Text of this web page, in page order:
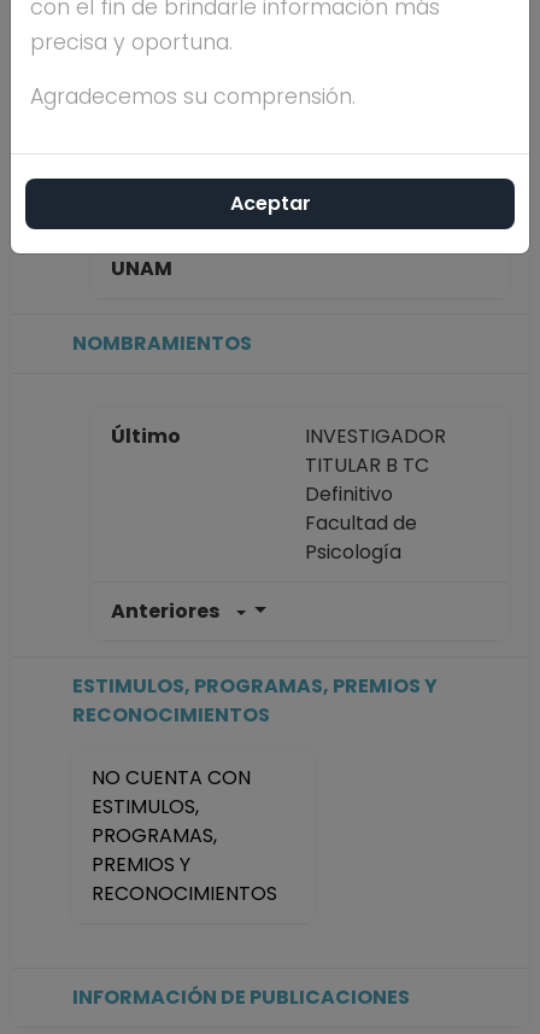
SHKOLNIKOFF
estudios
Antigüedad
UNAM
NOMBRAMIENTOS
Último
INVESTIGADOR
TITULAR B TC
Definitivo
Facultad de
Psicología
Anteriores
Facultad de
ESTIMULOS, PROGRAMAS, PREMIOS Y
RECONOCIMIENTOS
NO CUENTA CON
ESTIMULOS,
PROGRAMAS,
PREMIOS Y
RECONOCIMIENTOS
INFORMACIÓN DE PUBLICACIONES
con el fin de brindarle información más
precisa y oportuna.
Agradecemos su comprensión.
Aceptar